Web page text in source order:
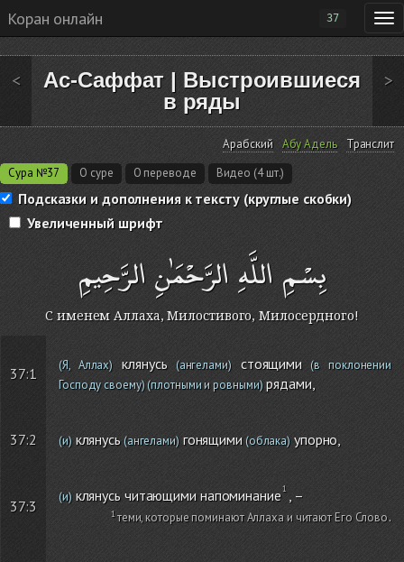
Коран онлайн 37
< Ас-Саффат | Выстроившиеся
в ряды
>
Сура №37 О суре О переводе Видео (4 шт.)
Арабский Абу Адель Транслит
Подсказки и дополнения к тексту (круглые скобки)
Увеличенный шрифт
بِسْمِ اللَّهِ الرَّحْمَٰنِ الرَّحِيمِ
С именем Аллаха, Милостивого, Милосердного!
37:1 (Я, Аллах) клянусь(ангелами)стоящими (в поклонении
Господу своему)(плотными и ровными)рядами,
37:2 (и)клянусь(ангелами)гонящими(облака) упорно,
37:3
(и)клянусь читающими напоминание , –
теми, которые поминают Аллаха и читают Его Слово.